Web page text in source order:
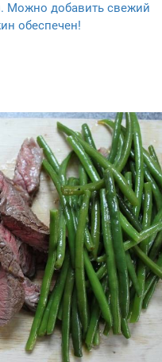
Можно добавить свежий
обеспечен!